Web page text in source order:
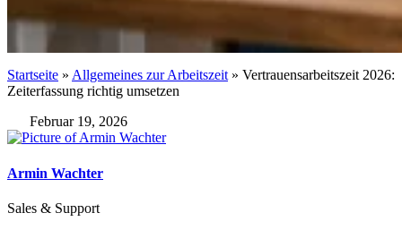
Startseite » Allgemeines zur Arbeitszeit» Vertrauensarbeitszeit 2026:
Zeiterfassung richtig umsetzen
Februar 19, 2026
Armin Wachter
Sales & Support